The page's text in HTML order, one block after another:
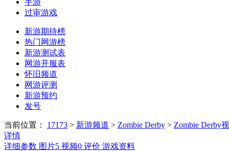
手游
过审游戏
新游期待榜
热门网游榜
新游测试表
网游开服表
怀旧频道
网游评测
新游预约
发号
当前位置： 17173 > 新游频道 > Zombie Derby > Zombie Derby
详情
详细参数 图片5 视频0 评价 游戏资料